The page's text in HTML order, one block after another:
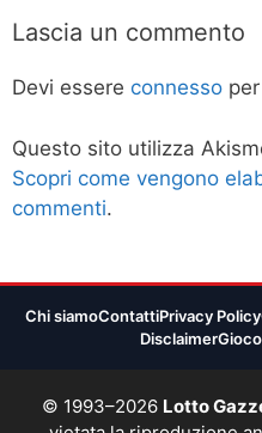
Lascia un commento
Devi essere connesso
Questo sito utilizza
Scopri come vengono
commenti.
Chi siamoContattiPrivacy Policy
Disclaimer
© 1993–2026 Lotto